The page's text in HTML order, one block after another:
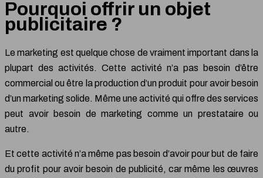
Pourquoi offrir un objet
publicitaire ?
Le marketing est quelque chose de vraiment important dans la
plupart des activités. Cette activité n’a pas besoin d’être
commercial ou être la production d’un produit pour avoir besoin
d’un marketing solide. Même une activité qui offre des services
peut avoir besoin de marketing comme un prestataire ou
autre.
Et cette activité n’a même pas besoin d’avoir pour but de faire
du profit pour avoir besoin de publicité, car même les œuvres